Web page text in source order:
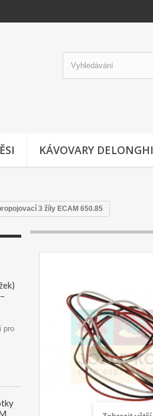
KÁVOVARY DELONGHI
3 žíly ECAM 650.85
pro